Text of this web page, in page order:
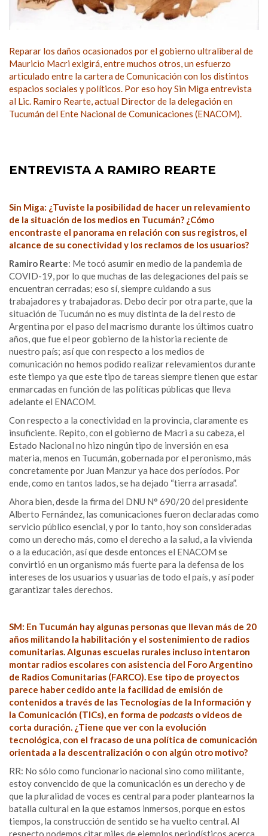
Reparar los daños ocasionados por el gobierno ultraliberal de
Mauricio Macri exigirá, entre muchos otros, un esfuerzo
articulado entre la cartera de Comunicación con los distintos
espacios sociales y políticos. Por eso hoy Sin Miga entrevista
al Lic. Ramiro Rearte, actual Director de la delegación en
Tucumán del Ente Nacional de Comunicaciones (ENACOM).
ENTREVISTA A RAMIRO REARTE
Sin Miga: ¿Tuviste la posibilidad de hacer un relevamiento
de la situación de los medios en Tucumán? ¿Cómo
encontraste el panorama en relación con sus registros, el
alcance de su conectividad y los reclamos de los usuarios?
Ramiro Rearte: Me tocó asumir en medio de la pandemia de
COVID-19, por lo que muchas de las delegaciones del país se
encuentran cerradas; eso sí, siempre cuidando a sus
trabajadores y trabajadoras. Debo decir por otra parte, que la
situación de Tucumán no es muy distinta de la del resto de
Argentina por el paso del macrismo durante los últimos cuatro
años, que fue el peor gobierno de la historia reciente de
nuestro país; así que con respecto a los medios de
comunicación no hemos podido realizar relevamientos durante
este tiempo ya que este tipo de tareas siempre tienen que estar
enmarcadas en función de las políticas públicas que lleva
adelante el ENACOM.
Con respecto a la conectividad en la provincia, claramente es
insuficiente. Repito, con el gobierno de Macri a su cabeza, el
Estado Nacional no hizo ningún tipo de inversión en esa
materia, menos en Tucumán, gobernada por el peronismo, más
concretamente por Juan Manzur ya hace dos períodos. Por
ende, como en tantos lados, se ha dejado “tierra arrasada”.
Ahora bien, desde la firma del DNU N° 690/20 del presidente
Alberto Fernández, las comunicaciones fueron declaradas como
servicio público esencial, y por lo tanto, hoy son consideradas
como un derecho más, como el derecho a la salud, a la vivienda
o a la educación, así que desde entonces el ENACOM se
convirtió en un organismo más fuerte para la defensa de los
intereses de los usuarios y usuarias de todo el país, y así poder
garantizar tales derechos.
SM: En Tucumán hay algunas personas que llevan más de 20
años militando la habilitación y el sostenimiento de radios
comunitarias. Algunas escuelas rurales incluso intentaron
montar radios escolares con asistencia del Foro Argentino
de Radios Comunitarias (FARCO). Ese tipo de proyectos
parece haber cedido ante la facilidad de emisión de
contenidos a través de las Tecnologías de la Información y
la Comunicación (TICs), en forma de podcasts o videos de
corta duración. ¿Tiene que ver con la evolución
tecnológica, con el fracaso de una política de comunicación
orientada a la descentralización o con algún otro motivo?
RR: No sólo como funcionario nacional sino como militante,
estoy convencido de que la comunicación es un derecho y de
que la pluralidad de voces es central para poder plantearnos la
batalla cultural en la que estamos inmersos, porque en estos
tiempos, la construcción de sentido se ha vuelto central. Al
respecto podemos citar miles de ejemplos periodísticos acerca